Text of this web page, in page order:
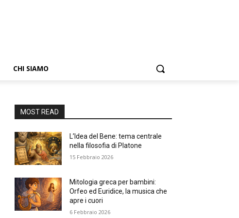
CHI SIAMO
MOST READ
L’Idea del Bene: tema centrale
nella filosofia di Platone
15 Febbraio 2026
Mitologia greca per bambini:
Orfeo ed Euridice, la musica che
apre i cuori
6 Febbraio 2026